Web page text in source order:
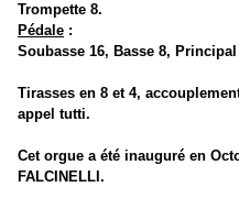
Trompette 8.
Pédale :
Soubasse 16, Basse 8,
Tirasses en 8 et 4,
appel tutti.
Cet orgue a été inauguré en
FALCINELLI.